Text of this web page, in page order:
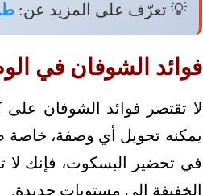
💡 تعرّف على المزيد عن:
فوائد الشوفان في
لا تقتصر فوائد الشوفان
يمكنه تحويل أي وصفة، خاصة
في تحضير البسكوت، فإنك لا
الخفيفة إلى مستويات جديدة.